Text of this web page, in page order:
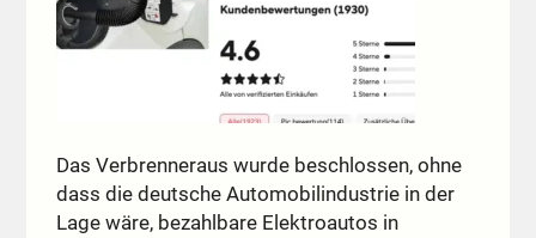
Das Verbrenneraus wurde beschlossen, ohne
dass die deutsche Automobilindustrie in der
Lage wäre, bezahlbare Elektroautos in